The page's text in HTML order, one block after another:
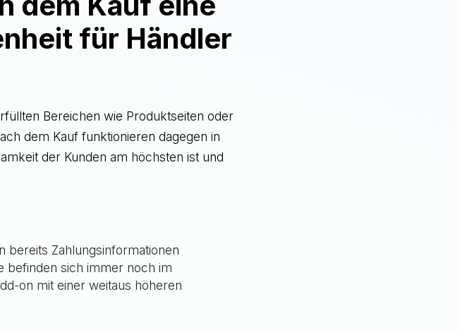
für Händler
Bereichen wie Produktseiten oder
dem Kauf funktionieren dagegen in
der Kunden am höchsten ist und
bereits Zahlungsinformationen
befinden sich immer noch im
on mit einer weitaus höheren